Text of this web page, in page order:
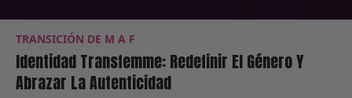
TRANSICIÓN DE M A F
Identidad Transfemme: Redefinir El Género Y
Abrazar La Autenticidad